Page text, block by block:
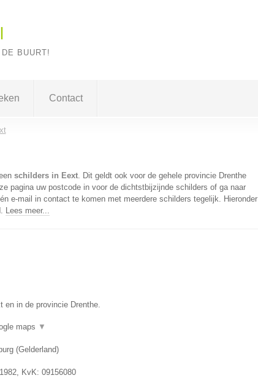
BUURT!
Contact
schilders in Eext. Dit geldt ook voor de gehele provincie Drenthe
pagina uw postcode in voor de dichtstbijzijnde schilders of ga naar
e-mail in contact te komen met meerdere schilders tegelijk. Hieronder
Lees meer...
en in de provincie Drenthe.
maps ▼
(Gelderland)
, KvK: 09156080